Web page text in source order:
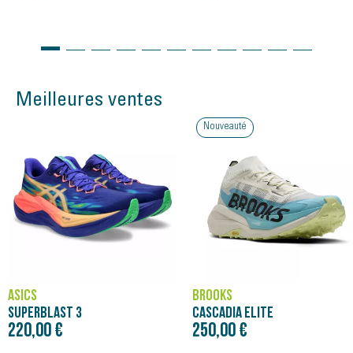
Meilleures ventes
ASICS
SUPERBLAST 3
220,00 €
Nouveauté
BROOKS
CASCADIA ELITE
250,00 €